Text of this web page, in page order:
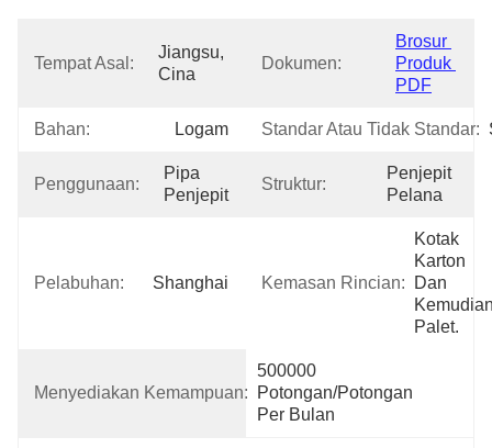
Tempat Asal:
Jiangsu,
Cina
Dokumen:
Brosur
Produk
PDF
Bahan: Logam Standar Atau Tidak Standar:
Penggunaan:
Pipa
Penjepit
Struktur:
Penjepit
Pelana
Pelabuhan: Shanghai Kemasan Rincian:
Kotak
Karton
Dan
Palet.
Menyediakan Kemampuan:
500000
Potongan/potongan
Per Bulan